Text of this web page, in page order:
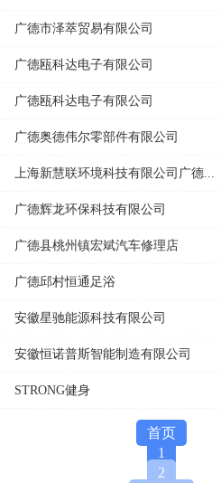
广德市泽萃贸易有限公司
广德瓯科达电子有限公司
广德瓯科达电子有限公司
广德奥德伟尔零部件有限公司
上海新慧联环境科技有限公司广德...
广德辉龙环保科技有限公司
广德县桃州镇宏斌汽车修理店
广德邱村恒通足浴
安徽星驰能源科技有限公司
安徽恒诺普斯智能制造有限公司
STRONG健身
首页
1
2